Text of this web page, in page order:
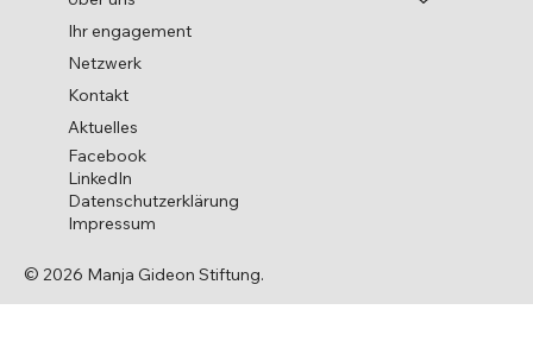
Facebook
LinkedIn
Datenschutzerklärung
Impressum
Ihr engagement
Netzwerk
Kontakt
Aktuelles
© 2026 Manja Gideon Stiftung.